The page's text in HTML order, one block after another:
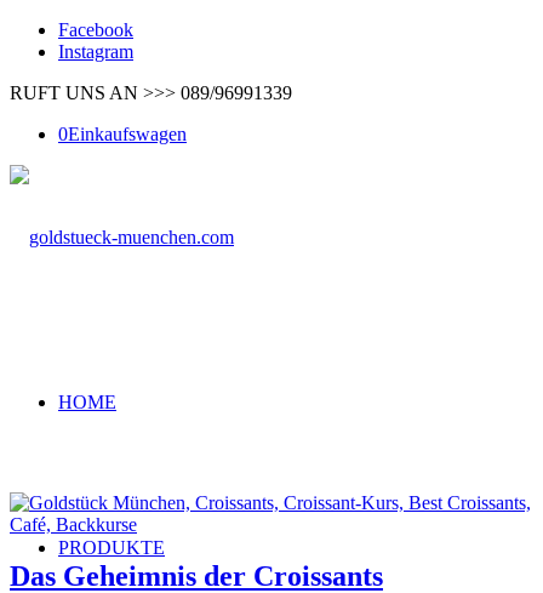
Facebook
Instagram
RUFT UNS AN >>> 089/96991339
0Einkaufswagen
HOME
PRODUKTE
Das Geheimnis der Croissants